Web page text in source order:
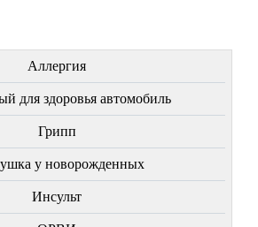
Аллергия
для здоровья автомобиль
Грипп
у новорожденных
Инсульт